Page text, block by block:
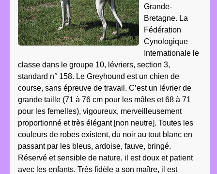
Grande-
Bretagne. La
Fédération
Cynologique
Internationale le
classe dans le groupe 10, lévriers, section 3,
standard n° 158. Le Greyhound est un chien de
course, sans épreuve de travail. C’est un lévrier de
grande taille (71 à 76 cm pour les mâles et 68 à 71
pour les femelles), vigoureux, merveilleusement
proportionné et très élégant [non neutre]. Toutes les
couleurs de robes existent, du noir au tout blanc en
passant par les bleus, ardoise, fauve, bringé.
Réservé et sensible de nature, il est doux et patient
avec les enfants. Très fidèle a son maître, il est